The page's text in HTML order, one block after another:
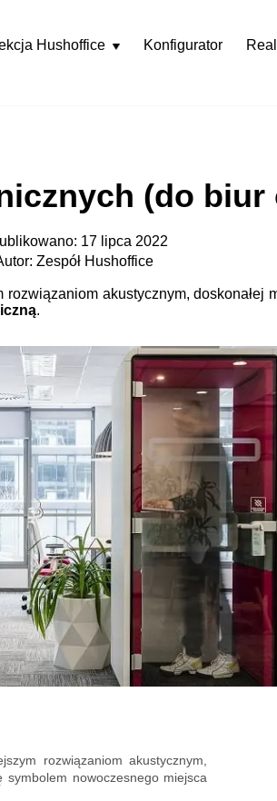
HushofficeRozwiń
Konfigurator
(do biur
17 lipca 2022
Zespół Hushoffice
akustycznym, doskonałej
.
rozwiązaniom akustycznym,
symbolem nowoczesnego miejsca